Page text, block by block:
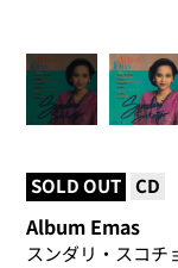
SOLD OUT CD
Album Emas
スンダリ・スコ